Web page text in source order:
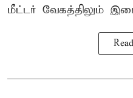
மீட்டர் வேகத்திலும்